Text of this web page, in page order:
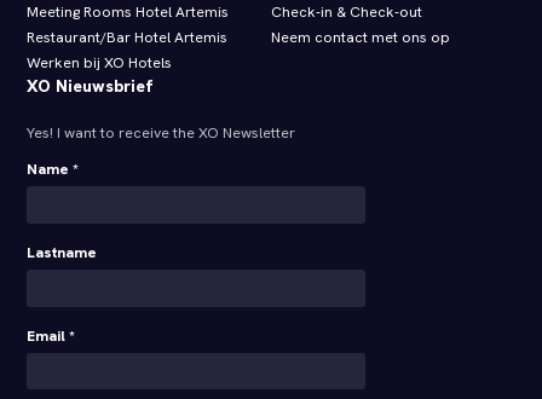
Meeting Rooms Hotel Artemis
Restaurant/Bar Hotel Artemis
Werken bij XO Hotels
Check‑in & Check‑out
Neem contact met ons op
XO Nieuwsbrief
Yes! I want to receive the XO Newsletter
Name *
Lastname
Email *